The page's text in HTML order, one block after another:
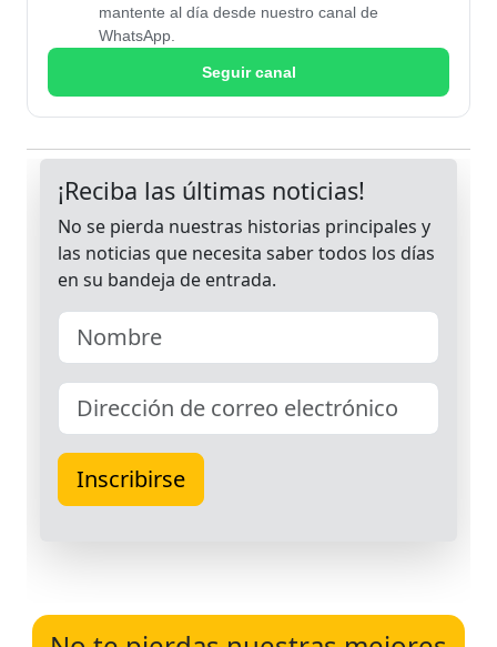
mantente al día desde nuestro canal de
WhatsApp.
Seguir canal